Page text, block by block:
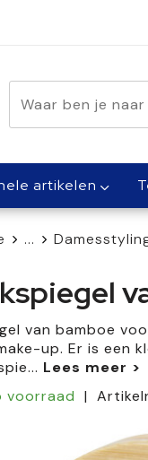
5 dagen, met
artikelen
...
van bamboe
up. Er is een
...
voorraad